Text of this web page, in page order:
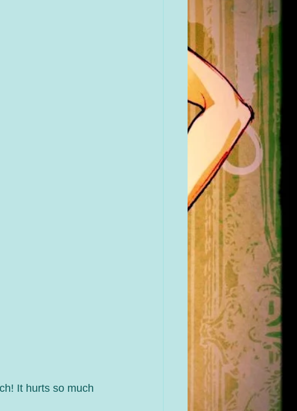
It hurts so much